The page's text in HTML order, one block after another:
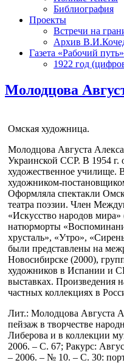
Библиография
Проекты
Встречи на
Архив
Газета «Рабочий путь»
1922 год
Молодцова
Омская художница.
Молодцова Августа
Украинской ССР. В 1954 г.
художественное училище.
художником-
Оформляла спектакли
театра поэзии. Член
«Искусство народов
натюрморты
хрусталь», «Утро»,
были представлены на
Новосибирске (2000),
художников в Испании и
выставках. Произведения
частных коллекциях в
Лит.: Молодцова Августа
пейзаж в творчестве
Либерова и в коллекции
2006. – C. 67; Ракурс:
– 2006. – № 10. – С. 30: